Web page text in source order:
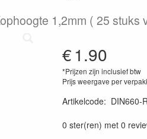
1,2mm ( 25 stuks
€1.90
*Prijzen zijn inclusief btw
Prijs weergave per
Artikelcode: DIN660-
0 ster(ren) met 0